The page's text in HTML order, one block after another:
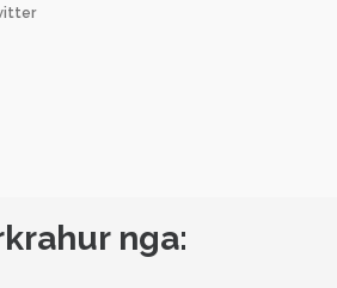
nga: